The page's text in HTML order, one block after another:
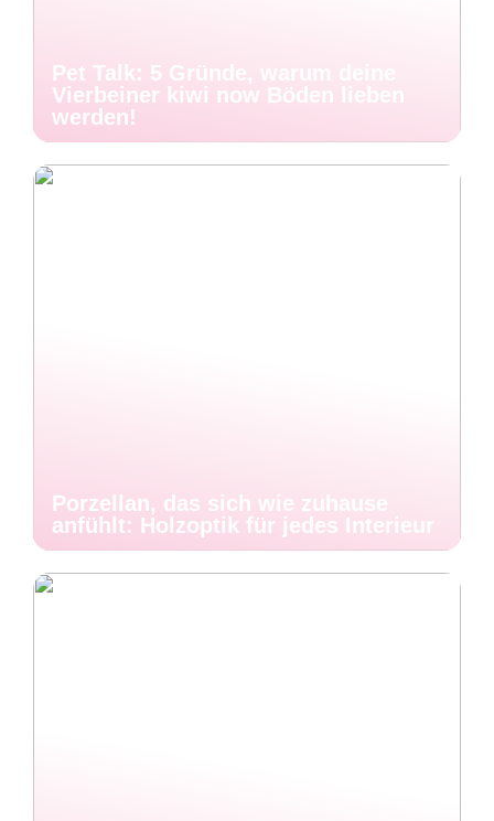
Pet Talk: 5 Gründe, warum deine
Vierbeiner kiwi now Böden lieben
werden!
Porzellan, das sich wie zuhause
anfühlt: Holzoptik für jedes Interieur